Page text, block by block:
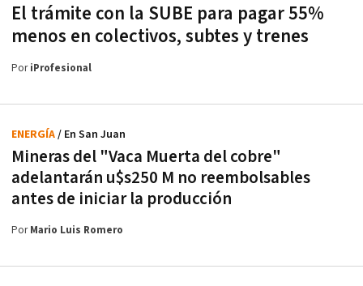
El trámite con la SUBE para pagar 55%
menos en colectivos, subtes y trenes
PoriProfesional
Mineras del "Vaca Muerta del cobre"
adelantarán u$s250 M no reembolsables
antes de iniciar la producción
ENERGÍA/ En San Juan
PorMario Luis Romero